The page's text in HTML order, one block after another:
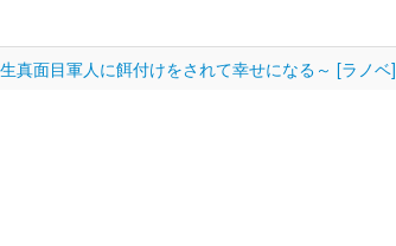
面目軍人に餌付けをされて幸せになる～ [ラノベ]